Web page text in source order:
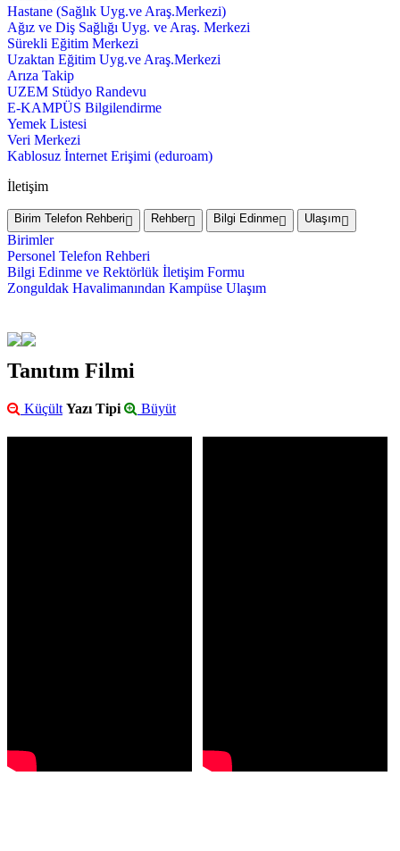
Hastane (Sağlık Uyg.ve Araş.Merkezi)
Ağız ve Diş Sağlığı Uyg. ve Araş. Merkezi
Sürekli Eğitim Merkezi
Uzaktan Eğitim Uyg.ve Araş.Merkezi
Arıza Takip
UZEM Stüdyo Randevu
E-KAMPÜS Bilgilendirme
Yemek Listesi
Veri Merkezi
Kablosuz İnternet Erişimi (eduroam)
İletişim
Birim Telefon Rehberi Rehber Bilgi Edinme Ulaşım
Birimler
Personel Telefon Rehberi
Bilgi Edinme ve Rektörlük İletişim Formu
Zonguldak Havalimanından Kampüse Ulaşım
Tanıtım Filmi
Küçült Yazı Tipi Büyüt